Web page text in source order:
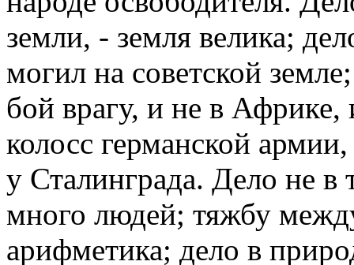
земли, - земля велика;
могил на советской
бой врагу, и не в Африке,
колосс германской
у Сталинграда. Дело не в
много людей; тяжбу
арифметика; дело в